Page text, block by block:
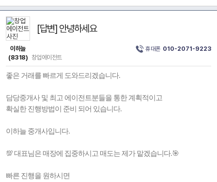
[답변] 안녕하세요
이하늘
(8318) 창업에이전트
휴대폰 010-2071-9223
좋은 거래를 빠르게 도와드리겠습니다.
담당중개사 및 최고 에이전트분들을 통한 계획적이고
확실한 진행방법이 준비 되어 있습니다.
이하늘 중개사입니다.
💯 대표님은 매장에 집중하시고 매도는 제가 맡겠습니다.🎯
빠른 진행을 원하시면